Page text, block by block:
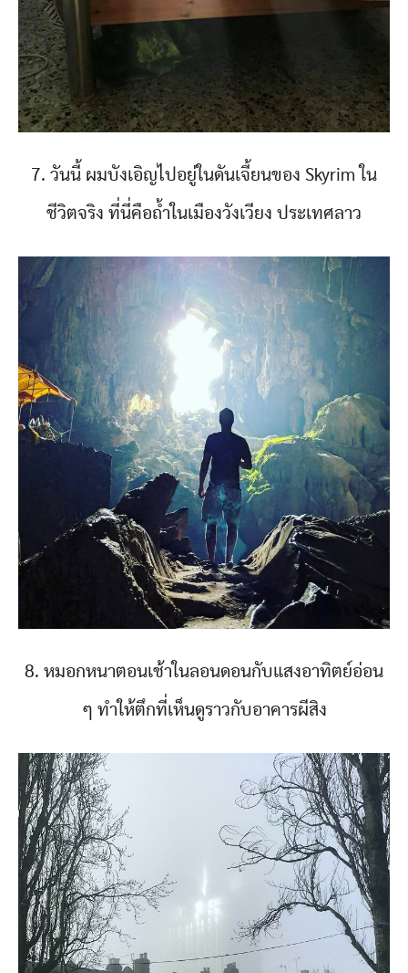
7. วันนี้ ผมบังเอิญไปอยู่ในดันเจี้ยนของ Skyrim ใน
ชีวิตจริง ที่นี่คือถ้ำในเมืองวังเวียง ประเทศลาว
8. หมอกหนาตอนเช้าในลอนดอนกับแสงอาทิตย์อ่อน
ๆ ทำให้ตึกที่เห็นดูราวกับอาคารผีสิง